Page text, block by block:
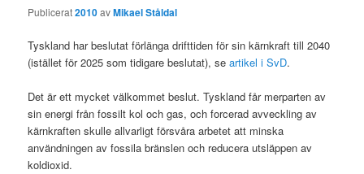
Publicerat2010avMikael Ståldal
Tyskland har beslutat förlänga drifttiden för sin kärnkraft till 2040
(istället för 2025 som tidigare beslutat), seartikel i SvD.
Det är ett mycket välkommet beslut. Tyskland får merparten av
sin energi från fossilt kol och gas, och forcerad avveckling av
kärnkraften skulle allvarligt försvåra arbetet att minska
användningen av fossila bränslen och reducera utsläppen av
koldioxid.